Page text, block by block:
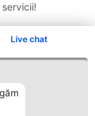
Live chat